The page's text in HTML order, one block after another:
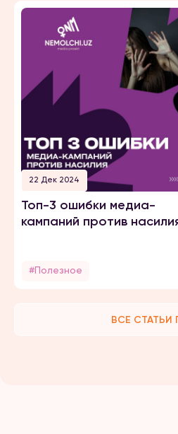
22 Дек 2024
Топ-3 ошибки медиа-
кампаний против
#Полезное
ВСЕ СТАТЬИ